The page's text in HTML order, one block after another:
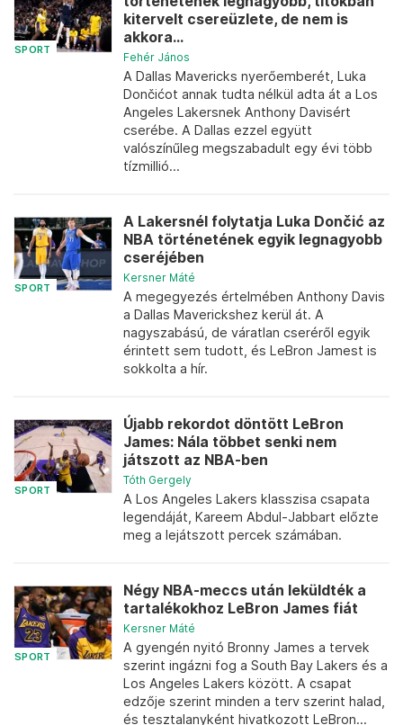
SPORT
kitervelt csereüzlete, de nem is
akkora...
Fehér János
A Dallas Mavericks nyerőemberét, Luka
Dončićot annak tudta nélkül adta át a Los
Angeles Lakersnek Anthony Davisért
cserébe. A Dallas ezzel együtt
valószínűleg megszabadult egy évi több
tízmillió...
SPORT
A Lakersnél folytatja Luka Dončić az
NBA történetének egyik legnagyobb
cseréjében
Kersner Máté
A megegyezés értelmében Anthony Davis
a Dallas Maverickshez kerül át. A
nagyszabású, de váratlan cseréről egyik
érintett sem tudott, és LeBron Jamest is
sokkolta a hír.
SPORT
Újabb rekordot döntött LeBron
James: Nála többet senki nem
játszott az NBA-ben
Tóth Gergely
A Los Angeles Lakers klasszisa csapata
legendáját, Kareem Abdul-Jabbart előzte
meg a lejátszott percek számában.
SPORT
Négy NBA-meccs után leküldték a
tartalékokhoz LeBron James fiát
Kersner Máté
A gyengén nyitó Bronny James a tervek
szerint ingázni fog a South Bay Lakers és a
Los Angeles Lakers között. A csapat
edzője szerint minden a terv szerint halad,
és tesztalanyként hivatkozott LeBron...